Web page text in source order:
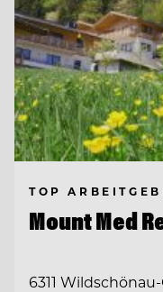
TOP
Mount Med
6311